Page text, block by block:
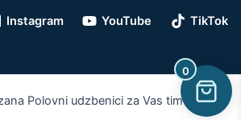
Instagram YouTube TikTok
Polovni udzbenici za Vas tim 2026.
0